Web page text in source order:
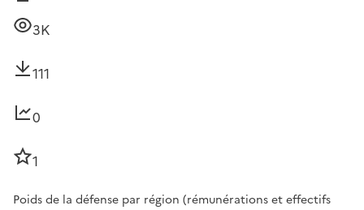
3K
111
0
1
Poids de la défense par région (rémunérations et effectifs